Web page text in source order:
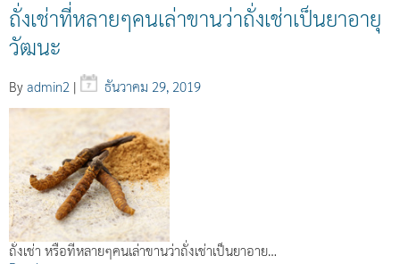
ถั่งเช่าที่หลายๆคนเล่าขานว่าถั่งเช่าเป็นยาอายุ
วัฒนะ
By admin2 | ธันวาคม 29, 2019
ถั่งเช่า หรือที่หลายๆคนเล่าขานว่าถั่งเช่าเป็นยาอาย…